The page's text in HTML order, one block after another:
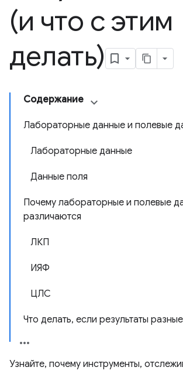
(и что с этим
делать)
Содержание
Лабораторные данные и полевые
Лабораторные данные
Данные поля
Почему лабораторные и полевые
различаются
ЛКП
ИЯФ
ЦЛС
Что делать, если результаты разные
Узнайте, почему инструменты,